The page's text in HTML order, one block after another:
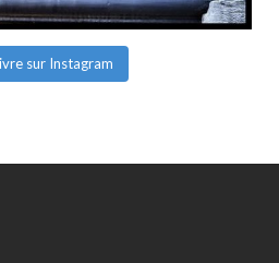
sur Instagram